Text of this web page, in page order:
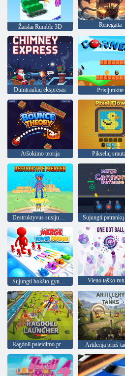
Žaislai Rumble 3D Renegatta
Dūmtraukių ekspresas Prisijunkite
Atšokimo teorija Pikselių
Vieno taško
Ragdoll paleidimo priemonė Artilerija prieš